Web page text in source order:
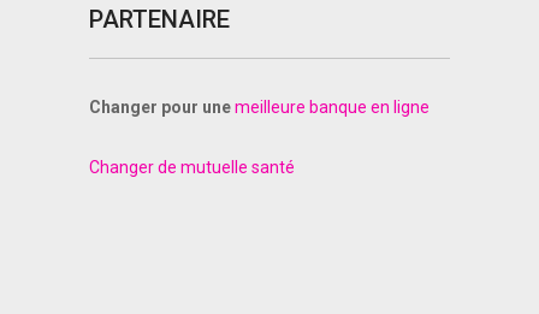
PARTENAIRE
Changer pour unemeilleure banque en ligne
Changer de mutuelle santé